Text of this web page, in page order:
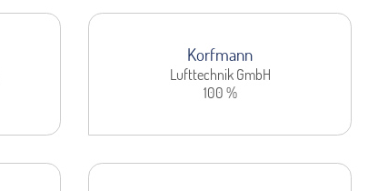
Korfmann
Lufttechnik GmbH
100 %